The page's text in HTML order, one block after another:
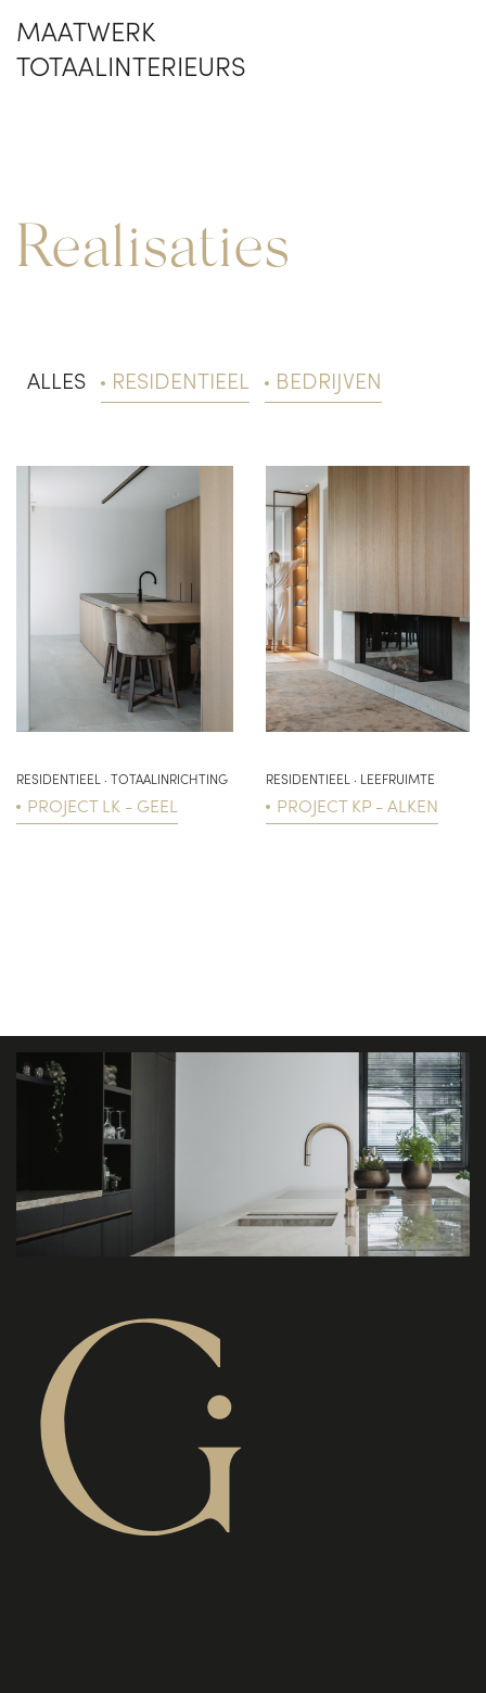
MAATWERK
TOTAALINTERIEURS
Realisaties
ALLES RESIDENTIEEL BEDRIJVEN
RESIDENTIEEL · TOTAALINRICHTING
PROJECT LK - GEEL
RESIDENTIEEL · LEEFRUIMTE
PROJECT KP - ALKEN